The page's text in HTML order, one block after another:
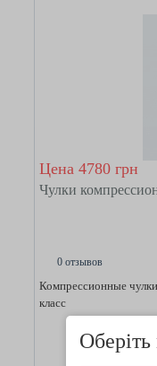
Цена 4780 грн
Чулки
0 отзывов
Компрессионные
класс